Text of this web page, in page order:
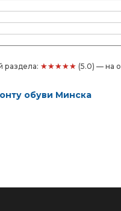
раздела: ★★★★★ (5.0) — на
обуви Минска